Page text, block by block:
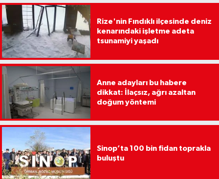
Rize'nin Fındıklı ilçesinde deniz
kenarındaki işletme adeta
tsunamiyi yaşadı
Anne adayları bu habere
dikkat: İlaçsız, ağrı azaltan
doğum yöntemi
Sinop’ta 100 bin fidan toprakla
buluştu